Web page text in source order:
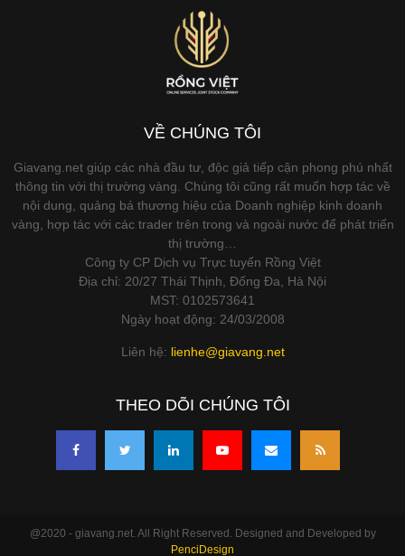
VỀ CHÚNG TÔI
Giavang.net giúp các nhà đầu tư, độc giả tiếp cận phong phú nhất
thông tin với thị trường vàng. Chúng tôi cũng rất muốn hợp tác về
nội dung, quảng bá thương hiệu của Doanh nghiệp kinh doanh
vàng, hợp tác với các trader trên trong và ngoài nước để phát triển
thị trường…
Công ty CP Dịch vụ Trực tuyến Rồng Việt
Địa chỉ: 20/27 Thái Thịnh, Đống Đa, Hà Nội
MST: 0102573641
Ngày hoạt động: 24/03/2008
Liên hệ: lienhe@giavang.net
THEO DÕI CHÚNG TÔI
@2020 - giavang.net. All Right Reserved. Designed and Developed by
PenciDesign